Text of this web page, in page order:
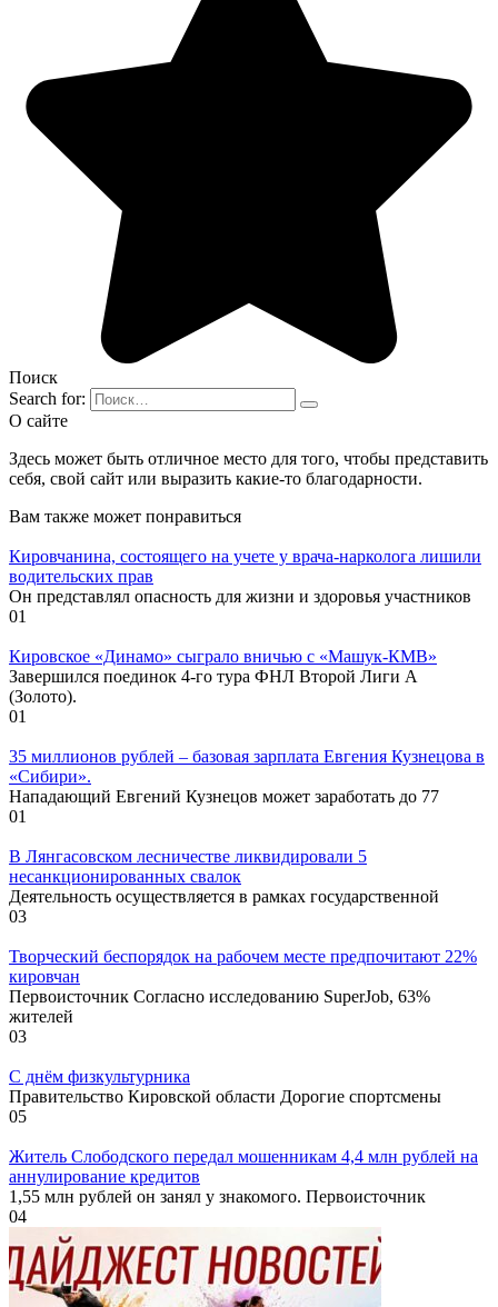
Поиск
Search for:
О сайте
Здесь может быть отличное место для того, чтобы представить
себя, свой сайт или выразить какие-то благодарности.
Вам также может понравиться
Кировчанина, состоящего на учете у врача-нарколога лишили
водительских прав
Он представлял опасность для жизни и здоровья участников
01
Кировское «Динамо» сыграло вничью с «Машук-КМВ»
Завершился поединок 4-го тура ФНЛ Второй Лиги А
(Золото).
01
35 миллионов рублей – базовая зарплата Евгения Кузнецова в
«Сибири».
Нападающий Евгений Кузнецов может заработать до 77
01
В Лянгасовском лесничестве ликвидировали 5
несанкционированных свалок
Деятельность осуществляется в рамках государственной
03
Творческий беспорядок на рабочем месте предпочитают 22%
кировчан
Первоисточник Согласно исследованию SuperJob, 63%
жителей
03
С днём физкультурника
Правительство Кировской области Дорогие спортсмены
05
Житель Слободского передал мошенникам 4,4 млн рублей на
аннулирование кредитов
1,55 млн рублей он занял у знакомого. Первоисточник
04